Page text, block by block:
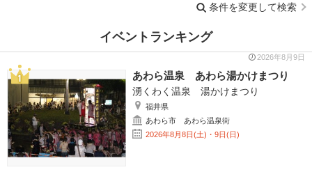
条件を変更して検索
イベントランキング
2026年8月9日
あわら温泉 あわら湯かけまつり
湧くわく温泉 湯かけまつり
福井県
あわら市 あわら温泉街
2026年8月8日(土)・9日(日)